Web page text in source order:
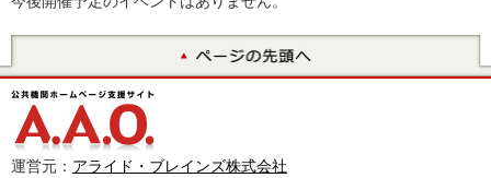
運営元： アライド・ブレインズ株式会社